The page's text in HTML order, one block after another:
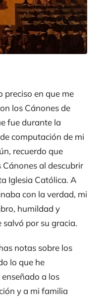
preciso en que me
los Cánones de
fue durante la
computación de mi
recuerdo que
al descubrir
Iglesia Católica. A
con la verdad, mi
humildad y
por su gracia.
notas sobre los
lo que he
a los
y a mi familia